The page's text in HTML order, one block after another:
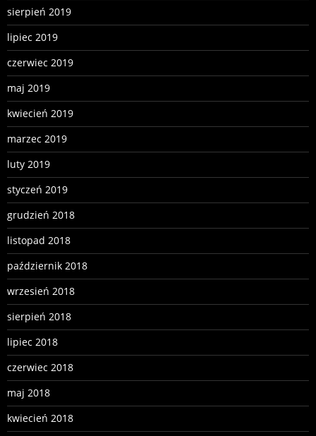
sierpień 2019
lipiec 2019
czerwiec 2019
maj 2019
kwiecień 2019
marzec 2019
luty 2019
styczeń 2019
grudzień 2018
listopad 2018
październik 2018
wrzesień 2018
sierpień 2018
lipiec 2018
czerwiec 2018
maj 2018
kwiecień 2018